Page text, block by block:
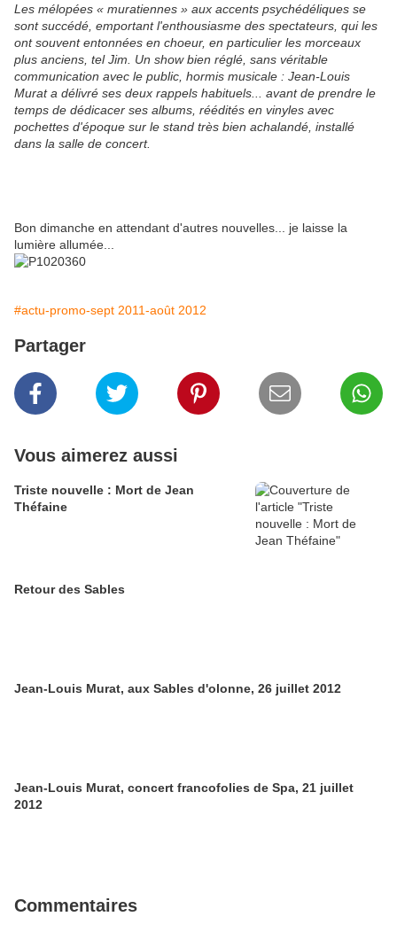
Les mélopées « muratiennes » aux accents psychédéliques se
sont succédé, emportant l'enthousiasme des spectateurs, qui les
ont souvent entonnées en choeur, en particulier les morceaux
plus anciens, tel Jim. Un show bien réglé, sans véritable
communication avec le public, hormis musicale : Jean-Louis
Murat a délivré ses deux rappels habituels... avant de prendre le
temps de dédicacer ses albums, réédités en vinyles avec
pochettes d'époque sur le stand très bien achalandé, installé
dans la salle de concert.
Bon dimanche en attendant d'autres nouvelles... je laisse la
lumière allumée...
#actu-promo-sept 2011-août 2012
Partager
Vous aimerez aussi
Triste nouvelle : Mort de Jean
Théfaine
Retour des Sables
Jean-Louis Murat, aux Sables d'olonne, 26 juillet 2012
Jean-Louis Murat, concert francofolies de Spa, 21 juillet
2012
Commentaires